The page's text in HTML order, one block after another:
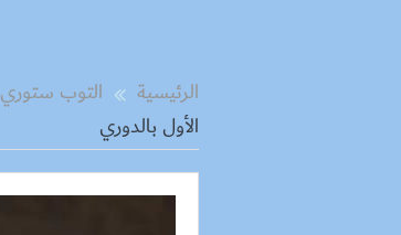
الرئيسية التوب ستوري
الأول بالدوري